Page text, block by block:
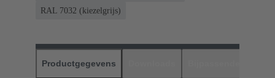
RAL 7032 (kiezelgrijs)
Productgegevens